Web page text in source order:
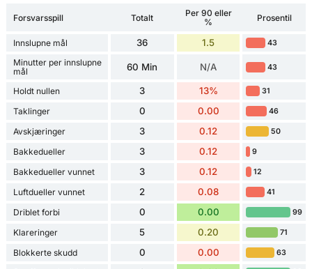
Forsvarsspill Totalt
Per 90 eller
%
Prosentil
Innslupne mål 36 1.5 43
Minutter per innslupne
mål
60 Min N/A 43
Holdt nullen 3 13% 31
Taklinger 0 0.00 46
Avskjæringer 3 0.12 50
Bakkedueller 3 0.12 9
Bakkedueller vunnet 3 0.12 12
Luftdueller vunnet 2 0.08 41
Driblet forbi 0 0.00 99
Klareringer 5 0.20 71
Blokkerte skudd 0 0.00 63